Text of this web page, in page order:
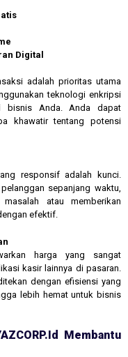
Digital
adalah prioritas utama
teknologi enkripsi
bisnis Anda. Anda dapat
khawatir tentang potensi
responsif adalah kunci.
pelanggan sepanjang waktu,
atau memberikan
efektif.
harga yang sangat
kasir lainnya di pasaran.
dengan efisiensi yang
lebih hemat untuk bisnis
Membantu